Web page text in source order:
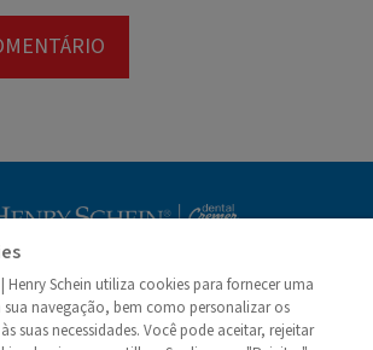
Blog Dental
Dental Cremer | Henry Schein 2026
Henry Schein utiliza cookies para fornecer uma
sua navegação, bem como personalizar os
suas necessidades. Você pode aceitar, rejeitar